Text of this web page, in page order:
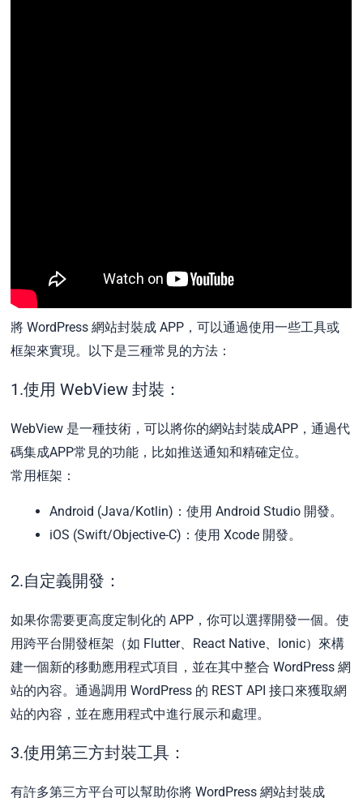
將 WordPress 網站封裝成 APP，可以通過使用一些工具或
框架來實現。以下是三種常見的方法：
1.使用 WebView 封裝：
WebView 是一種技術，可以將你的網站封裝成APP，通過代
碼集成APP常見的功能，比如推送通知和精確定位。
常用框架：
Android (Java/Kotlin)：使用 Android Studio 開發。
iOS (Swift/Objective-C)：使用 Xcode 開發。
2.自定義開發：
如果你需要更高度定制化的 APP，你可以選擇開發一個。使
用跨平台開發框架（如 Flutter、React Native、Ionic）來構
建一個新的移動應用程式項目，並在其中整合 WordPress 網
站的內容。通過調用 WordPress 的 REST API 接口來獲取網
站的內容，並在應用程式中進行展示和處理。
3.使用第三方封裝工具：
有許多第三方平台可以幫助你將 WordPress 網站封裝成